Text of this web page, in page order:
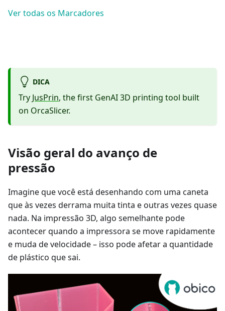
Ver todas os Marcadores
DICA
Try JusPrin, the first GenAI 3D printing tool built
on OrcaSlicer.
Visão geral do avanço de
pressão
Imagine que você está desenhando com uma caneta
que às vezes derrama muita tinta e outras vezes quase
nada. Na impressão 3D, algo semelhante pode
acontecer quando a impressora se move rapidamente
e muda de velocidade – isso pode afetar a quantidade
de plástico que sai.